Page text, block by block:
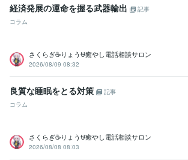
経済発展の運命を握る武器輸出
記事
コラム
さくらぎ☕りょう⛎癒やし電話相談サロン
2026/08/09 08:32
良質な睡眠をとる対策
記事
コラム
さくらぎ☕りょう⛎癒やし電話相談サロン
2026/08/08 08:03